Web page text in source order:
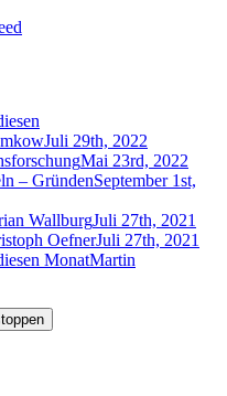
Juli 29th, 2022
Mai 23rd, 2022
– GründenSeptember 1st,
WallburgJuli 27th, 2021
OefnerJuli 27th, 2021
MonatMartin